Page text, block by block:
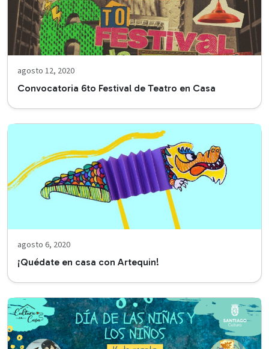
agosto 12, 2020
Convocatoria 6to Festival de Teatro en Casa
agosto 6, 2020
¡Quédate en casa con Artequin!